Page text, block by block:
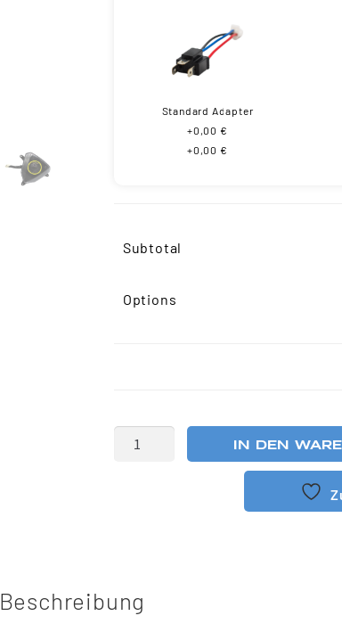
Standard Adapter
+0,00 €
+0,00 €
Subtotal
Options
IN DEN
Beschreibung